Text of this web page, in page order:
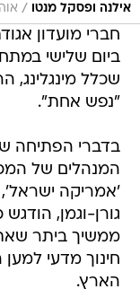
אילנה ופסקל מנטו /
חברי מועדון
ביום שלישי
שכלל
"נפש אחת".
בדברי הפתיחה
המנהלים של
'אמריקה ישראל',
גורן-וגמן,
ממשיך ביתר
חינוך מדעי
הארץ.